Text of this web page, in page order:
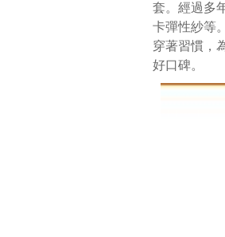
套。經過多
卡彈性紗等
穿著習慣，
好口碑。